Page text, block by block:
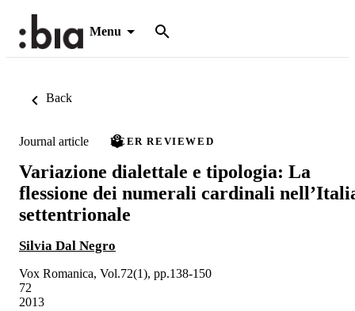
Menu
Back
Journal article PEER REVIEWED
Variazione dialettale e tipologia: La
flessione dei numerali cardinali
settentrionale
Silvia Dal Negro
Vox Romanica, Vol.72(1), pp.138-150
72
2013